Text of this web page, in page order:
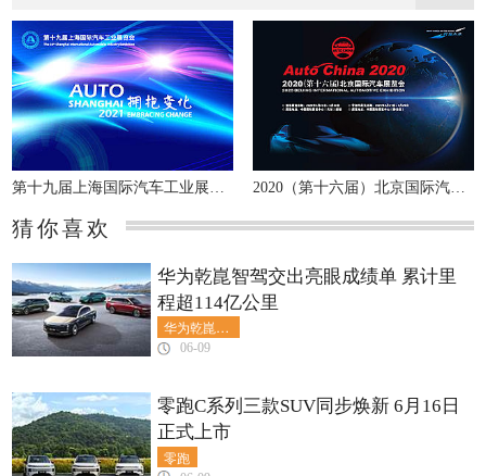
第十九届上海国际汽车工业展览会 2020（第十六届）北京国际汽车展览会
猜你喜欢
华为乾崑智驾
华为乾崑智驾交出亮眼成绩单 累计里
程超114亿公里
06-09
零跑
零跑C系列三款SUV同步焕新 6月16日
正式上市